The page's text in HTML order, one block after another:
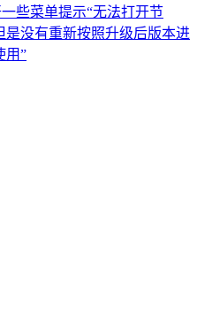
些菜单提示“无法打开节
是没有重新按照升级后版本进
用”